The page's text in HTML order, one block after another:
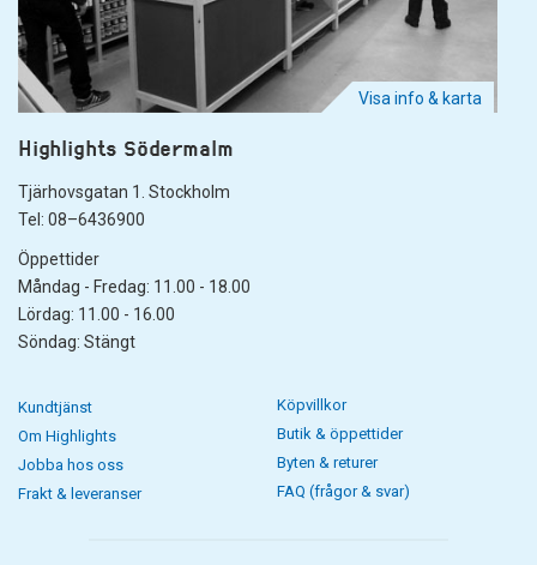
Visa info & karta
Highlights Södermalm
Tjärhovsgatan 1. Stockholm
Tel: 08–6436900
Öppettider
Måndag - Fredag: 11.00 - 18.00
Lördag: 11.00 - 16.00
Söndag: Stängt
Kundtjänst
Om Highlights
Jobba hos oss
Frakt & leveranser
Köpvillkor
Butik & öppettider
Byten & returer
FAQ (frågor & svar)